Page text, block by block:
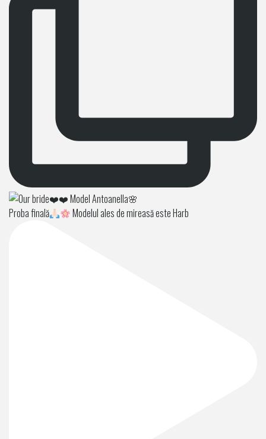
Proba finală Modelul ales de mireasă este Harb